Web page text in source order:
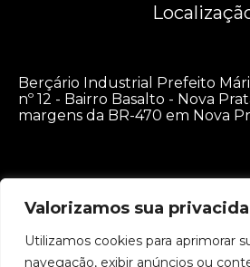
Valorizamos sua
Utilizamos cookies para aprimorar
navegação, exibir anúncios ou
Berçário Industrial Prefeito
nº 12 - Bairro Basalto - Nova
margens da BR-470 em Nova
Privacidade / Termos / Código
© 2021-2026 Prathauto todos os